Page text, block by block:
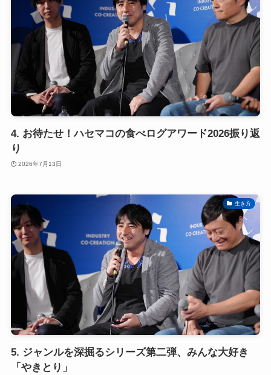
4. お待たせ！ハセマコの食べログアワード2026振り返
り
2026年7月13日
生き方
5. ジャンルを深掘るシリーズ第二弾、みんな大好き
「やきとり」